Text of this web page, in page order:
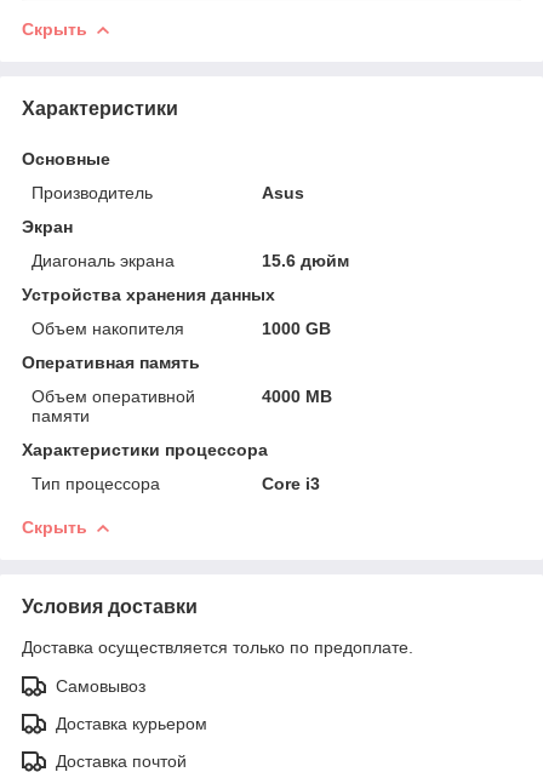
Скрыть
Характеристики
Основные
Производитель
Asus
Экран
Диагональ экрана
15.6 дюйм
Устройства хранения данных
Объем накопителя
1000 GB
Оперативная память
Объем оперативной
памяти
4000 MB
Характеристики процессора
Тип процессора
Core i3
Скрыть
Условия доставки
Доставка осуществляется только по предоплате.
Самовывоз
Доставка курьером
Доставка почтой